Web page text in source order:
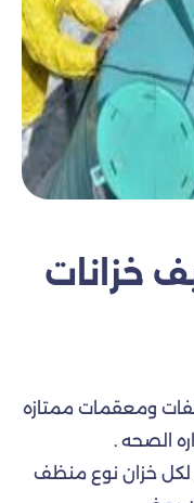
خزانات
ومعقمات ممتازه
الصحه .
لكل خزان نوع منظف